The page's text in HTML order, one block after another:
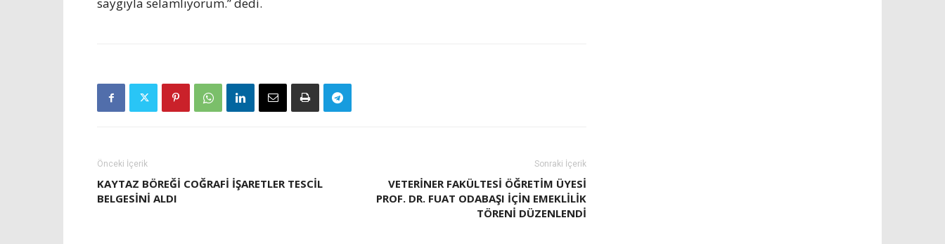
Önceki İçerik
KAYTAZ BÖREĞI COĞRAFI İŞARETLER TESCIL
BELGESINI ALDI
Sonraki İçerik
VETERINER FAKÜLTESI ÖĞRETIM ÜYESI
PROF. DR. FUAT ODABAŞI İÇIN EMEKLILIK
TÖRENI DÜZENLENDI